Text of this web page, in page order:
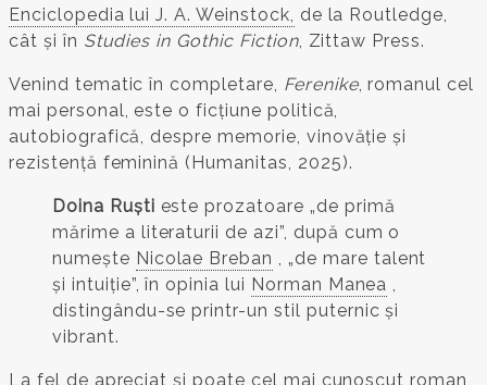
Enciclopedia lui J. A. Weinstock, de la Routledge,
cât și în Studies in Gothic Fiction, Zittaw Press.
Venind tematic în completare, Ferenike, romanul cel
mai personal, este o ficțiune politică,
autobiografică, despre memorie, vinovăție și
rezistență feminină (Humanitas, 2025).
Doina Ruști este prozatoare „de primă
mărime a literaturii de azi”, după cum o
numește Nicolae Breban , „de mare talent
și intuiție”, în opinia lui Norman Manea ,
distingându-se printr-un stil puternic și
vibrant.
La fel de apreciat și poate cel mai cunoscut roman